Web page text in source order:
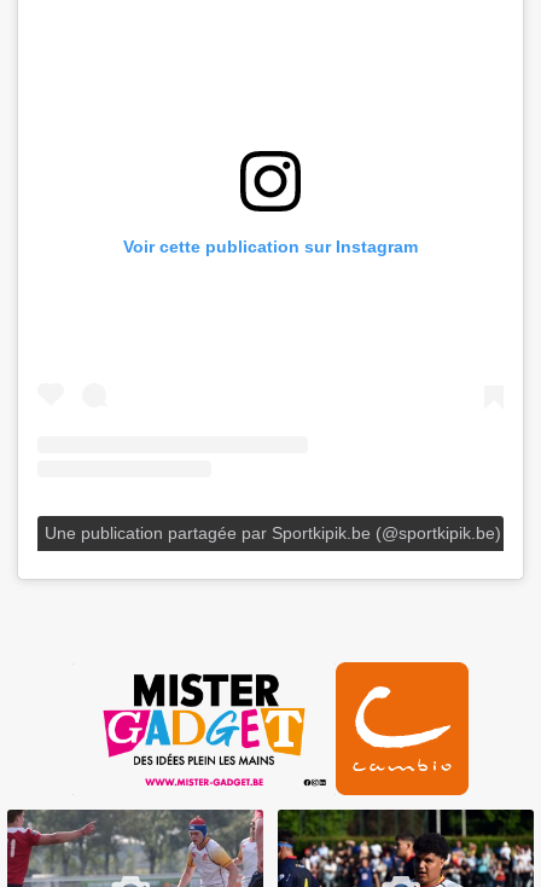
Voir cette publication sur Instagram
Une publication partagée par Sportkipik.be (@sportkipik.be)